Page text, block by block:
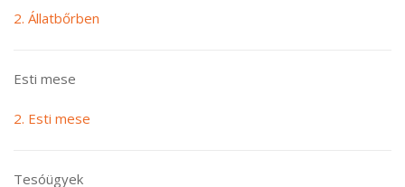
2. Állatbőrben
Esti mese
2. Esti mese
Tesóügyek